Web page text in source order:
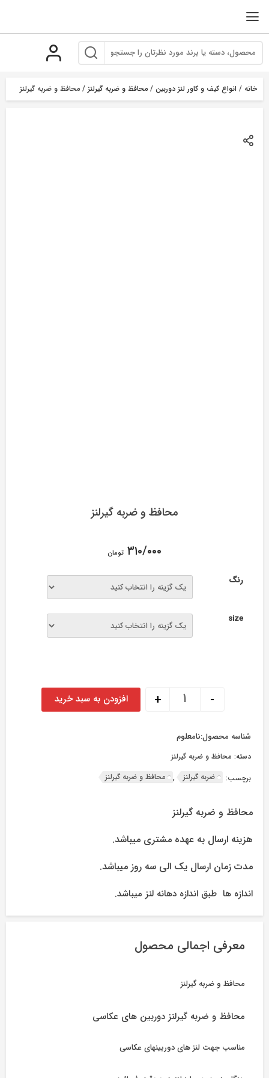
خانه / انواع کیف و کاور لنز دوربین / محافظ و ضربه گیرلنز / محافظ و ضربه گیرلنز
محافظ و ضربه گیرلنز
۳۱۰/۰۰۰ تومان
رنگ
size
محافظ و ضربه گیرلنز عدد
-
+ افزودن به سبد خرید
شناسه محصول:نامعلوم
دسته: محافظ و ضربه گیرلنز
برچسب:
ضربه گیرلنز , محافظ و ضربه گیرلنز
محافظ و ضربه گیرلنز
هزینه ارسال به عهده مشتری میباشد.
مدت زمان ارسال یک الی سه روز میباشد.
اندازه ها طبق اندازه دهانه لنز میباشد.
معرفی اجمالی محصول
محافظ و ضربه گیرلنز
محافظ و ضربه گیرلنز دوربین های عکاسی
مناسب جهت لنز های دوربینهای عکاسی